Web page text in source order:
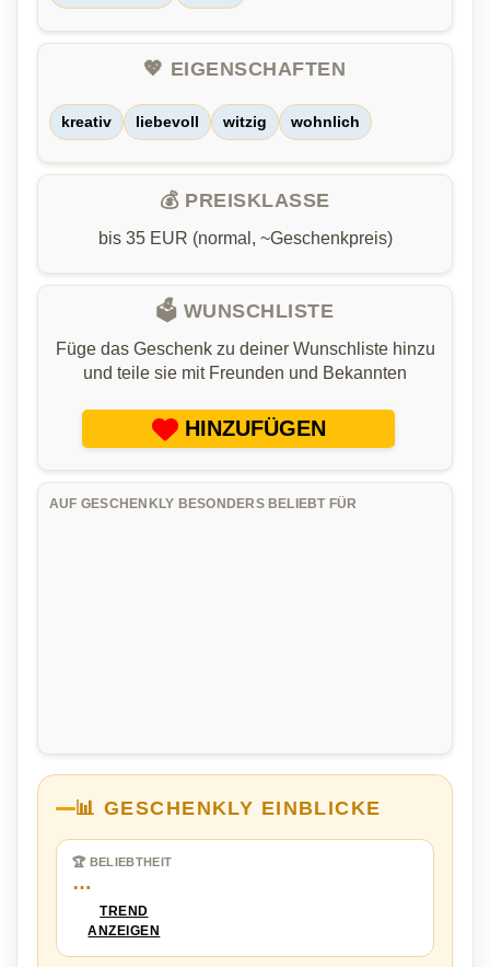
💖 EIGENSCHAFTEN
kreativ liebevoll witzig wohnlich
💰 PREISKLASSE
bis 35 EUR (normal, ~Geschenkpreis)
🗳️ WUNSCHLISTE
Füge das Geschenk zu deiner Wunschliste hinzu
und teile sie mit Freunden und Bekannten
HINZUFÜGEN
AUF GESCHENKLY BESONDERS BELIEBT FÜR
📊 GESCHENKLY EINBLICKE
🏆 BELIEBTHEIT
…
TREND
ANZEIGEN